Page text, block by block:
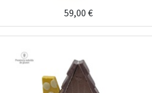
59,00 €